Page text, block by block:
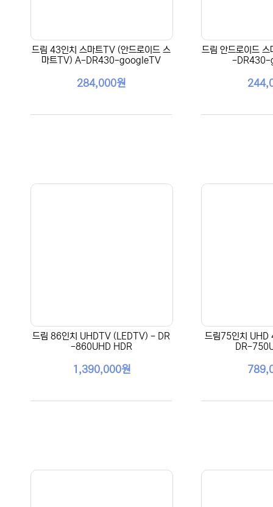
드림 43인치 스마트TV (안드로이드 스
마트TV) A-DR430-googleTV
284,000원
드림 안드로이드
-DR430-
드림 86인치 UHDTV (LEDTV) - DR
-860UHD HDR
1,390,000원
드림75인치
DR-